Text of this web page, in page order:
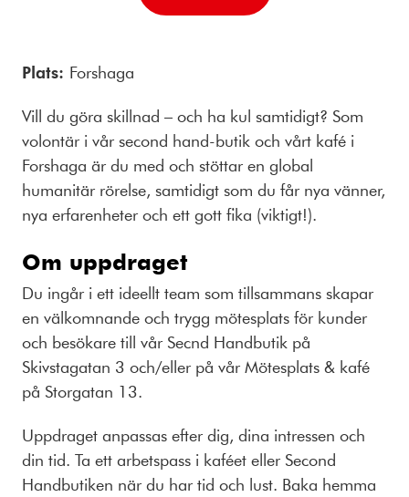
Plats: Forshaga
Vill du göra skillnad – och ha kul samtidigt? Som
volontär i vår second hand-butik och vårt kafé i
Forshaga är du med och stöttar en global
humanitär rörelse, samtidigt som du får nya vänner,
nya erfarenheter och ett gott fika (viktigt!).
Om uppdraget
Du ingår i ett ideellt team som tillsammans skapar
en välkomnande och trygg mötesplats för kunder
och besökare till vår Secnd Handbutik på
Skivstagatan 3 och/eller på vår Mötesplats & kafé
på Storgatan 13.
Uppdraget anpassas efter dig, dina intressen och
din tid. Ta ett arbetspass i kaféet eller Second
Handbutiken när du har tid och lust. Baka hemma